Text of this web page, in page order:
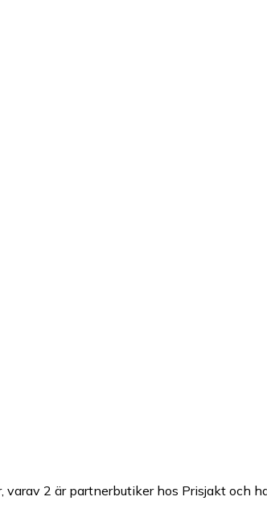
2 är partnerbutiker hos Prisjakt och